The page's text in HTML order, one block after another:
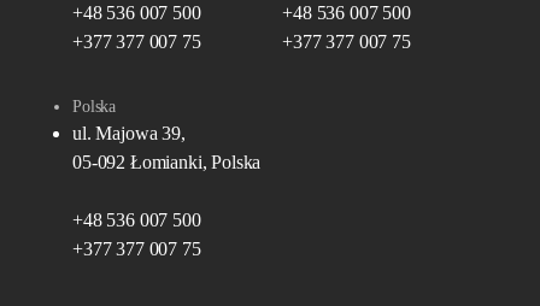
+48 536 007 500
+377 377 007 75
+48 536 007 500
+377 377 007 75
Polska
ul. Majowa 39,
05-092 Łomianki, Polska
+48 536 007 500
+377 377 007 75